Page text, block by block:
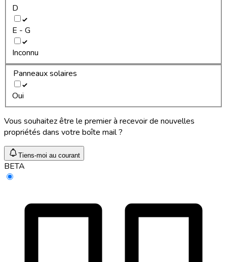
D
E - G
Inconnu
Panneaux solaires
Oui
Vous souhaitez être le premier à recevoir de nouvelles
propriétés dans votre boîte mail ?
Tiens-moi au courant
BETA